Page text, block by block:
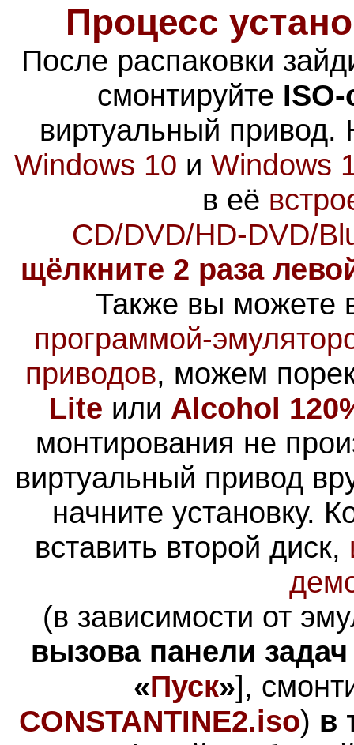
Процесс
После распаковки
смонтируйте
виртуальный привод.
Windows 10 и Windows
в её
CD/DVD/HD-DVD/
щёлкните 2 раза
Также вы можете
программой-
приводов, можем
Lite или Alcohol
монтирования не
виртуальный привод
начните установку.
вставить второй диск,
(в зависимости от
вызова панели задач
«Пуск»],
CONSTANTINE2.iso) в